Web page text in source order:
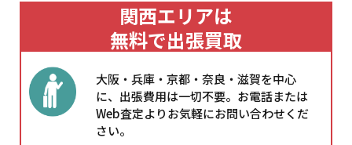
関西エリアは
無料で出張買取
大阪・兵庫・京都・奈良・滋賀を中心
に、出張費用は一切不要。お電話または
Web査定よりお気軽にお問い合わせくだ
さい。